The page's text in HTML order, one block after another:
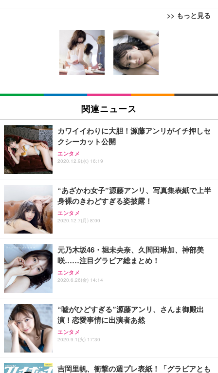
>> もっと見る
[EdoErgo] オフィスチェア 椅子 テレワーク 疲れな
い 跳ね上げ式アームレスト コンパクト 約105度ロッ
キング pc 事務椅子 360度回転 座面昇降 強化ナイロ
ン樹脂ベース 通気性メッシュ 在宅ワーク H-WY01
(黒網+黒枠+黒足)
￥5,699
SIHOO B100 オフィスチェア／デスクチェア メッシ
ュチェア 人間工学 疲れない ブラック
￥27,999
Sezlife オフィスチェア デスクチェア 疲れない テレ
ワーク チェア 強化バックレスト 30度ロッキング機
能 人間工学 椅子 腰サポート 90度跳ね上げ式アーム
務用 おしゃれ パソコンチェア (ブラック)
Sezlife オフィスチェア デスクチェア 疲れない テレ
ワーク チェア 強化バックレスト 30度ロッキング機
能 人間工学 椅子 腰サポート 90度跳ね上げ式アーム
務用 おしゃれ パソコンチェア (ホワイト)
ANDWINT オフィスチェア デスクチェア 肘なし メ
ッシュ 通気性 ランバーサポート付き 腰サポート ガ
ス圧無段階昇降 360度回転 キャスター付き コンパク
EIZO ビジネス向けプレミアムモニター | FlexScan
EV3240X-WT | 31.5型4K UHD・USB Type-C・ホワ
イト
￥105,595
EIZO ビジネス向けプレミアムモニター | FlexScan
￥109,572
【純正品】27"ゲーミングモニター DualSense 充電
フック付き（CFI-ZDM1J）
【整備済み品】Dell E2724HS 27インチ 液晶モニタ
ー フルHD（1920×1080）VA 非光沢 HDMI/DisplayP
ort/VGA スピーカー内蔵 高さ調整 スイベル VESA対
【MiniLED/24.5inch/280Hz/FHD】GRAPHT THE S
HOOTER Gaming Monitor 24” Essential ゲーミン
グモニター QD 24.5インチ 1ms FHD 量子ドット 残
Amazonベーシック ペットシーツ 薄型 レギュラー 1
回使い捨て 無香料 ホワイト 300枚
￥3,373
Amazonベーシック ペットシーツ 厚型 ワイド 42枚
x2袋(84枚) ホワイト(吸収面:ライトブルー)
￥3,234
ネオ・ルーライフ ネオ・オムツ L 中型犬用 26枚入
り 単品
Smart Basic(スマートベーシック) 【Amazon.co.jp
限定】 Smart Basic アイリスオーヤマ ペットシーツ
超厚型 お徳用 ワイド 100枚入 (x 1) (ケース販売)
アイリスオーヤマ ペットシーツ 超厚型 お徳用 レギ
ュラー 200枚入【Amazon.co.jp限定】
関連ニュース
カワイイわりに大胆！源藤アンリがイチ押しセ
クシーカット公開
エンタメ
2020.12.9(水) 16:19
“あざかわ女子”源藤アンリ、写真集表紙で上半
身裸のきわどすぎる姿披露！
エンタメ
2020.12.7(月) 8:00
元乃木坂46・堀未央奈、久間田琳加、神部美
咲……注目グラビア総まとめ！
エンタメ
2020.6.26(金) 14:14
“嘘がひどすぎる”源藤アンリ、さんま御殿出
演！恋愛事情に出演者あ然
エンタメ
2020.9.1(火) 17:30
吉岡里帆、衝撃の週プレ表紙！「グラビアとも